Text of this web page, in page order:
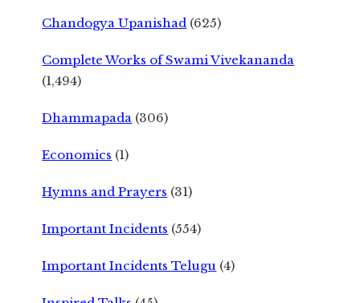
Chandogya Upanishad (625)
Complete Works of Swami Vivekananda
(1,494)
Dhammapada (306)
Economics (1)
Hymns and Prayers (31)
Important Incidents (554)
Important Incidents Telugu (4)